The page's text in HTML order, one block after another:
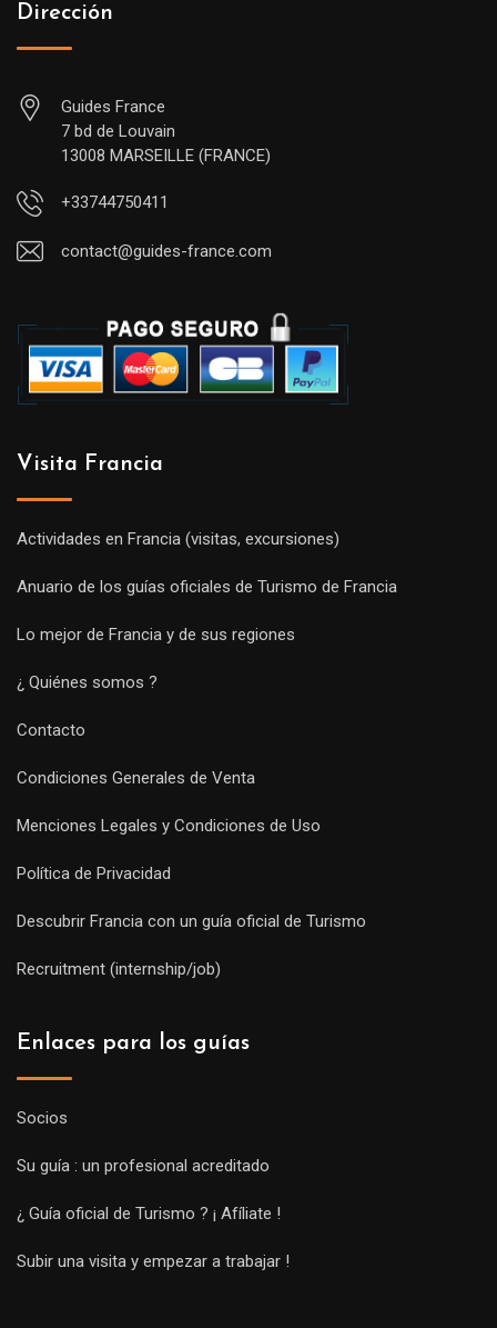
Dirección
Guides France
7 bd de Louvain
13008 MARSEILLE (FRANCE)
+33744750411
contact@guides-france.com
Visita Francia
Actividades en Francia (visitas, excursiones)
Anuario de los guías oficiales de Turismo de Francia
Lo mejor de Francia y de sus regiones
¿ Quiénes somos ?
Contacto
Condiciones Generales de Venta
Menciones Legales y Condiciones de Uso
Política de Privacidad
Descubrir Francia con un guía oficial de Turismo
Recruitment (internship/job)
Enlaces para los guías
Socios
Su guía : un profesional acreditado
¿ Guía oficial de Turismo ? ¡ Afíliate !
Subir una visita y empezar a trabajar !